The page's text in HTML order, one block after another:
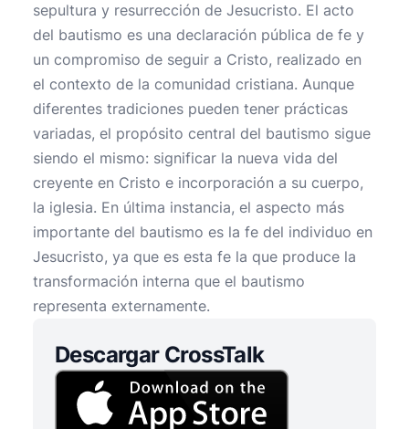
sepultura y resurrección de Jesucristo. El acto
del bautismo es una declaración pública de fe y
un compromiso de seguir a Cristo, realizado en
el contexto de la comunidad cristiana. Aunque
diferentes tradiciones pueden tener prácticas
variadas, el propósito central del bautismo sigue
siendo el mismo: significar la nueva vida del
creyente en Cristo e incorporación a su cuerpo,
la iglesia. En última instancia, el aspecto más
importante del bautismo es la fe del individuo en
Jesucristo, ya que es esta fe la que produce la
transformación interna que el bautismo
representa externamente.
Descargar CrossTalk